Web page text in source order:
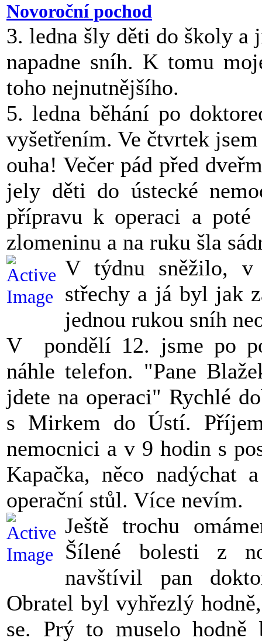
Novoroční pochod
3. ledna šly děti do školy a
napadne sníh. K tomu
toho nejnutnějšího.
5. ledna běhání po
vyšetřením. Ve čtvrtek
ouha! Večer pád před
jely děti do ústecké
přípravu k operaci a
zlomeninu a na ruku šla
V týdnu sněžilo, v
střechy a já byl jak
jednou rukou sníh
V pondělí 12. jsme po
náhle telefon. "Pane
jdete na operaci" Rychlé
s Mirkem do Ústí.
nemocnici a v 9 hodin s
Kapačka, něco nadýchat
operační stůl. Více nevím.
Ještě trochu
Šílené bolesti z
navštívil pan
Obratel byl vyhřezlý
se. Prý to muselo hodně